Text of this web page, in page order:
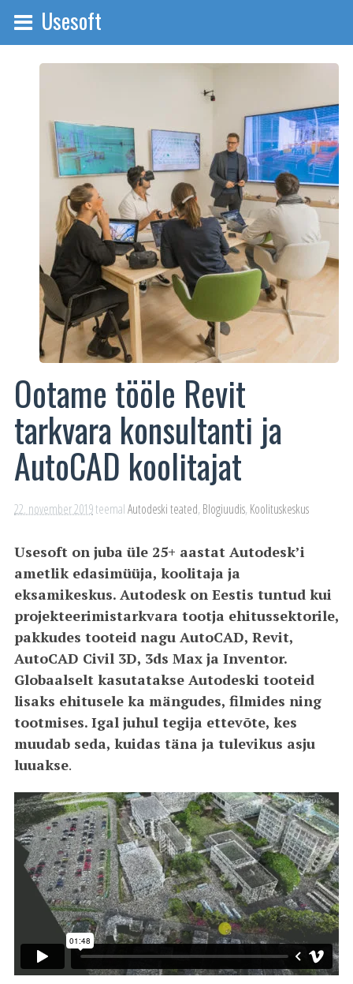
Usesoft
Ootame tööle Revit
tarkvara konsultanti ja
AutoCAD koolitajat
22. november 2019teemalAutodeski teated, Blogiuudis, Koolituskeskus
Usesoft on juba üle 25+ aastat Autodesk’i
ametlik edasimüüja, koolitaja ja
eksamikeskus. Autodesk on Eestis tuntud kui
projekteerimistarkvara tootja ehitussektorile,
pakkudes tooteid nagu AutoCAD, Revit,
AutoCAD Civil 3D, 3ds Max ja Inventor.
Globaalselt kasutatakse Autodeski tooteid
lisaks ehitusele ka mängudes, filmides ning
tootmises. Igal juhul tegija ettevõte, kes
muudab seda, kuidas täna ja tulevikus asju
luuakse.